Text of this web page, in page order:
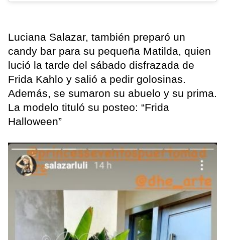
Luciana Salazar, también preparó un
candy bar para su pequeña Matilda, quien
lució la tarde del sábado disfrazada de
Frida Kahlo y salió a pedir golosinas.
Además, se sumaron su abuelo y su prima.
La modelo tituló su posteo: “Frida
Halloween”